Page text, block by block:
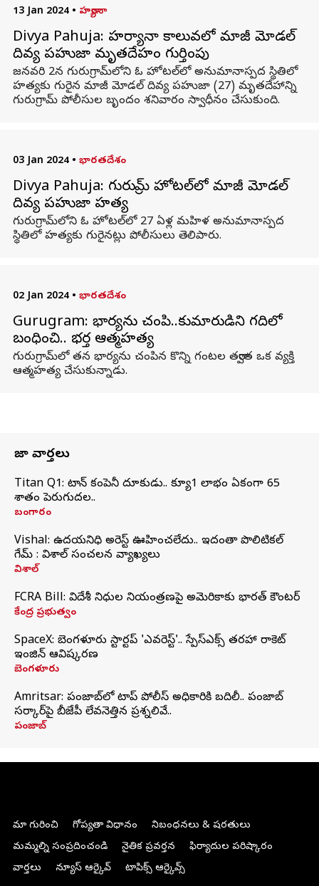
13 Jan 2024 • హర్యానా
Divya Pahuja: హర్యానా కాలువలో మాజీ మోడల్
దివ్య పహుజా మృతదేహం గుర్తింపు
జనవరి 2న గురుగ్రామ్‌లోని ఓ హోటల్‌లో అనుమానాస్పద స్థితిలో
హత్యకు గురైన మాజీ మోడల్ దివ్య పహుజా (27) మృతదేహాన్ని
గురుగ్రామ్ పోలీసుల బృందం శనివారం స్వాధీనం చేసుకుంది.
03 Jan 2024 • భారతదేశం
Divya Pahuja: గురుగ్రామ్ హోటల్‌లో మాజీ మోడల్
దివ్య పహుజా హత్య
గురుగ్రామ్‌లోని ఓ హోటల్‌లో 27 ఏళ్ల మహిళ అనుమానాస్పద
స్థితిలో హత్యకు గురైనట్లు పోలీసులు తెలిపారు.
02 Jan 2024 • భారతదేశం
Gurugram: భార్యను చంపి..కుమారుడిని గదిలో
బంధించి.. భర్త ఆత్మహత్య
గురుగ్రామ్‌లో తన భార్యను చంపిన కొన్ని గంటల తర్వాత ఒక వ్యక్తి
ఆత్మహత్య చేసుకున్నాడు.
తాజా వార్తలు
Titan Q1: టైటాన్ కంపెనీ దూకుడు.. క్యూ1 లాభం ఏకంగా 65
శాతం పెరుగుదల..
బంగారం
Vishal: ఉదయనిధి అరెస్ట్‌ ఊహించలేదు.. ఇదంతా పొలిటికల్
గేమ్ : విశాల్ సంచలన వ్యాఖ్యలు
విశాల్
FCRA Bill: విదేశీ నిధుల నియంత్రణపై అమెరికాకు భారత్‌ కౌంటర్
కేంద్ర ప్రభుత్వం
SpaceX: బెంగళూరు స్టార్టప్‌ 'ఎవరెస్ట్'.. స్పేస్‌ఎక్స్ తరహా రాకెట్‌
ఇంజిన్‌ ఆవిష్కరణ
బెంగళూరు
Amritsar: పంజాబ్‌లో టాప్ పోలీస్ అధికారికి బదిలీ.. పంజాబ్
సర్కార్‌పై బీజేపీ లేవనెత్తిన ప్రశ్నలివే..
పంజాబ్
మా గురించి గోప్యతా విధానం
నిబంధనలు & షరతులు
మమ్మల్ని సంప్రదించండి
నైతిక ప్రవర్తన
ఫిర్యాదుల పరిష్కారం
వార్తలు
న్యూస్ ఆర్కైవ్ టాపిక్స్ ఆర్కైవ్స్